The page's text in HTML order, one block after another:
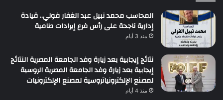
المحاسب محمد نبيل عبد الغفار فولي.. قيادة
إدارية ناجحة على رأس فرع إيرادات طامية
منذ 3 أيام
نتائج إيجابية بعد زيارة وفد الجامعة المصرية النتائج
إيجابية بعد زيارة وفد الجامعة المصرية الروسية
لمصنع الإلكترونياتروسية لمصنع الإلكترونيات
منذ 4 أيام